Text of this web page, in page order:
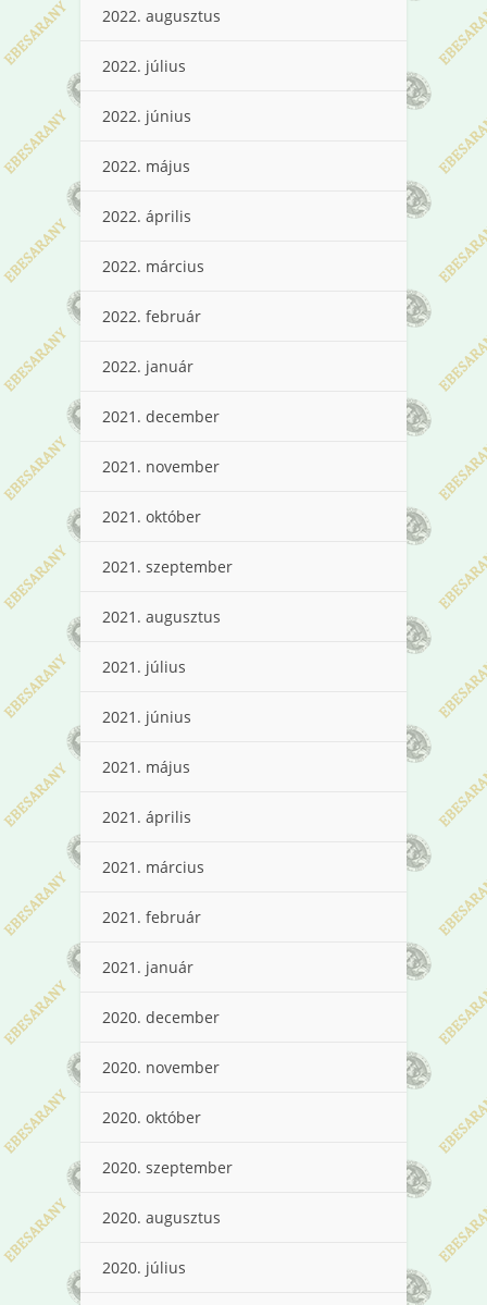
2022. augusztus
2022. július
2022. június
2022. május
2022. április
2022. március
2022. február
2022. január
2021. december
2021. november
2021. október
2021. szeptember
2021. augusztus
2021. július
2021. június
2021. május
2021. április
2021. március
2021. február
2021. január
2020. december
2020. november
2020. október
2020. szeptember
2020. augusztus
2020. július